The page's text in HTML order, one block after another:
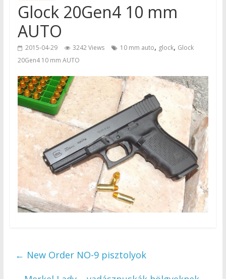
Glock 20Gen4 10 mm
AUTO
2015-04-29 3242 Views 10 mm auto, glock, Glock
20Gen4 10 mm AUTO
← New Order NO-9 pisztolyok